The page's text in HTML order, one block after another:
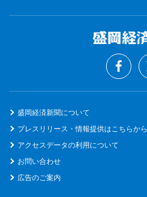
盛岡経済新聞について
プレスリリース・情報提供はこちらから
アクセスデータの利用について
お問い合わせ
広告のご案内